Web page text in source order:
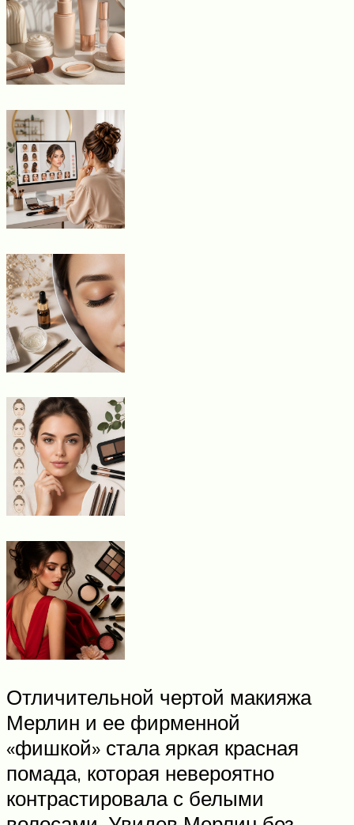
Отличительной чертой макияжа
Мерлин и ее фирменной
«фишкой» стала яркая красная
помада, которая невероятно
контрастировала с белыми